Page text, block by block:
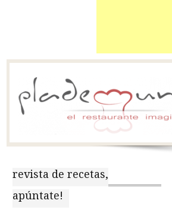
revista de recetas,
apúntate!